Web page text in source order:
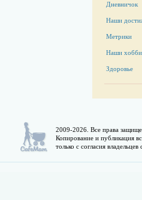
Дневничок
Наши
Метрики
Наши хобби
Здоровье
2009-2026. Все права
Копирование и публикация
только с согласия владельцев